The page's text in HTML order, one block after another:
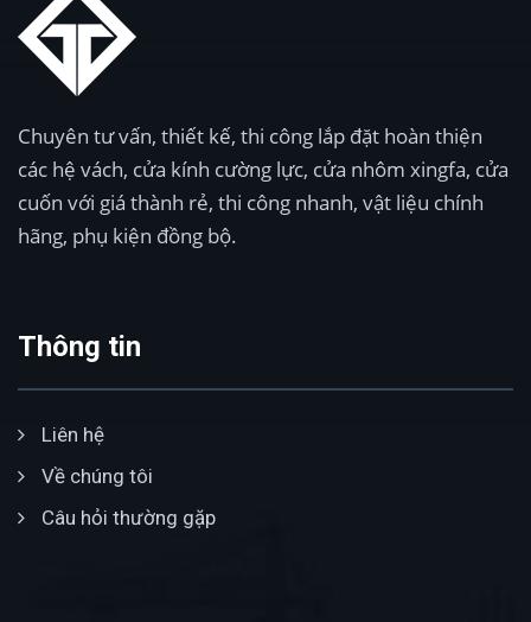
Chuyên tư vấn, thiết kế, thi công lắp đặt hoàn thiện
các hệ vách, cửa kính cường lực, cửa nhôm xingfa, cửa
cuốn với giá thành rẻ, thi công nhanh, vật liệu chính
hãng, phụ kiện đồng bộ.
Thông tin
Liên hệ
Về chúng tôi
Câu hỏi thường gặp